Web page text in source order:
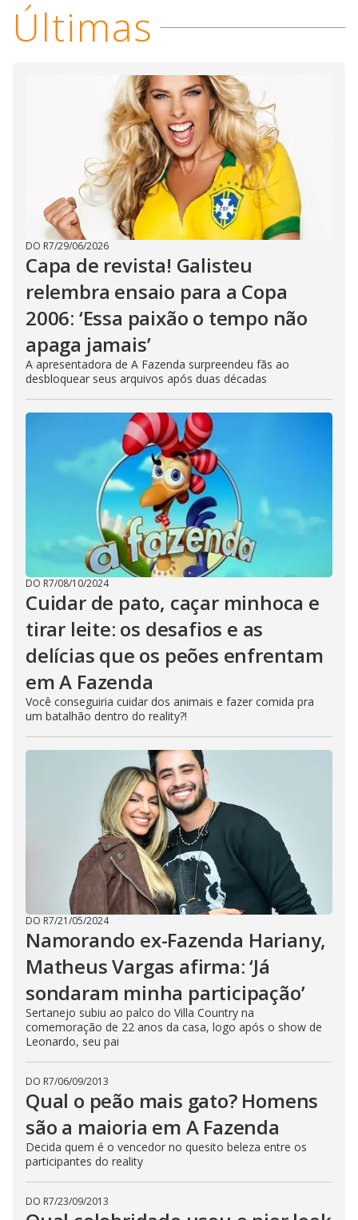
e
o
Últimas
DO R7/29/06/2026
Capa de revista! Galisteu
relembra ensaio para a Copa
2006: ‘Essa paixão o tempo não
apaga jamais’
A apresentadora de A Fazenda surpreendeu fãs ao
desbloquear seus arquivos após duas décadas
DO R7/08/10/2024
Cuidar de pato, caçar minhoca e
tirar leite: os desafios e as
delícias que os peões enfrentam
em A Fazenda
Você conseguiria cuidar dos animais e fazer comida pra
um batalhão dentro do reality?!
DO R7/21/05/2024
Namorando ex-Fazenda Hariany,
Matheus Vargas afirma: ‘Já
sondaram minha participação’
Sertanejo subiu ao palco do Villa Country na
comemoração de 22 anos da casa, logo após o show de
Leonardo, seu pai
DO R7/06/09/2013
Qual o peão mais gato? Homens
são a maioria em A Fazenda
Decida quem é o vencedor no quesito beleza entre os
participantes do reality
DO R7/23/09/2013